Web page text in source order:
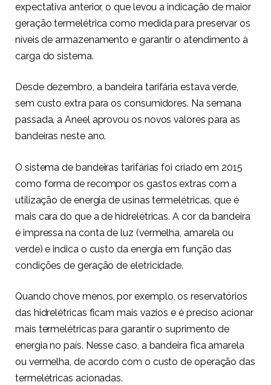
expectativa anterior, o que levou a indicação de maior
geração termelétrica como medida para preservar os
níveis de armazenamento e garantir o atendimento à
carga do sistema.
Desde dezembro, a bandeira tarifária estava verde,
sem custo extra para os consumidores. Na semana
passada, a Aneel aprovou os novos valores para as
bandeiras neste ano.
O sistema de bandeiras tarifárias foi criado em 2015
como forma de recompor os gastos extras com a
utilização de energia de usinas termelétricas, que é
mais cara do que a de hidrelétricas. A cor da bandeira
é impressa na conta de luz (vermelha, amarela ou
verde) e indica o custo da energia em função das
condições de geração de eletricidade.
Quando chove menos, por exemplo, os reservatórios
das hidrelétricas ficam mais vazios e é preciso acionar
mais termelétricas para garantir o suprimento de
energia no país. Nesse caso, a bandeira fica amarela
ou vermelha, de acordo com o custo de operação das
termelétricas acionadas.